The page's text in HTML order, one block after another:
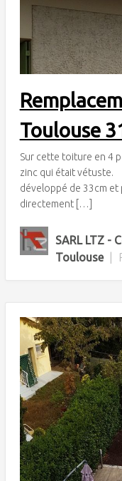
Toulouse
Sur cette toiture en 4
zinc qui était
développé de 33cm
directement […]
SARL LTZ -
Toulouse